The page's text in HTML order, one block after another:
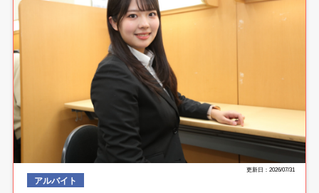
更新日：2026/07/31
アルバイト